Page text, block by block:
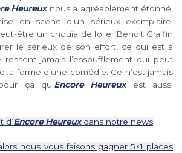
Heureuxnous a agréablement étonné,
en scène d’un sérieux exemplaire,
être un chouïa de folie. Benoit Graffin
le sérieux de son effort, ce qui est à
ressent jamais l’essoufflement qui peut
la forme d’une comédie. Ce n’est jamais
ça qu’Encore Heureuxest aussi
d’Encore Heureuxdans notre news.
nous vous faisons gagner 5×1 places